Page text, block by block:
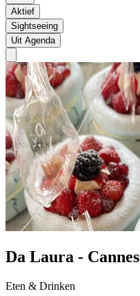
Aktief
Sightseeing
Uit Agenda
Da Laura - Cannes
Eten & Drinken